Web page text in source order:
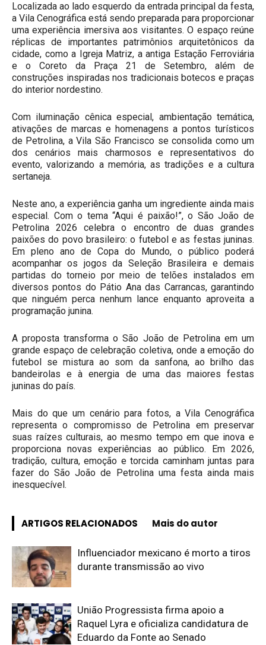
Localizada ao lado esquerdo da entrada principal da festa,
a Vila Cenográfica está sendo preparada para proporcionar
uma experiência imersiva aos visitantes. O espaço reúne
réplicas de importantes patrimônios arquitetônicos da
cidade, como a Igreja Matriz, a antiga Estação Ferroviária
e o Coreto da Praça 21 de Setembro, além de
construções inspiradas nos tradicionais botecos e praças
do interior nordestino.
Com iluminação cênica especial, ambientação temática,
ativações de marcas e homenagens a pontos turísticos
de Petrolina, a Vila São Francisco se consolida como um
dos cenários mais charmosos e representativos do
evento, valorizando a memória, as tradições e a cultura
sertaneja.
Neste ano, a experiência ganha um ingrediente ainda mais
especial. Com o tema “Aqui é paixão!”, o São João de
Petrolina 2026 celebra o encontro de duas grandes
paixões do povo brasileiro: o futebol e as festas juninas.
Em pleno ano de Copa do Mundo, o público poderá
acompanhar os jogos da Seleção Brasileira e demais
partidas do torneio por meio de telões instalados em
diversos pontos do Pátio Ana das Carrancas, garantindo
que ninguém perca nenhum lance enquanto aproveita a
programação junina.
A proposta transforma o São João de Petrolina em um
grande espaço de celebração coletiva, onde a emoção do
futebol se mistura ao som da sanfona, ao brilho das
bandeirolas e à energia de uma das maiores festas
juninas do país.
Mais do que um cenário para fotos, a Vila Cenográfica
representa o compromisso de Petrolina em preservar
suas raízes culturais, ao mesmo tempo em que inova e
proporciona novas experiências ao público. Em 2026,
tradição, cultura, emoção e torcida caminham juntas para
fazer do São João de Petrolina uma festa ainda mais
inesquecível.
ARTIGOS RELACIONADOS Mais do autor
Influenciador mexicano é morto a tiros
durante transmissão ao vivo
União Progressista firma apoio a
Raquel Lyra e oficializa candidatura de
Eduardo da Fonte ao Senado